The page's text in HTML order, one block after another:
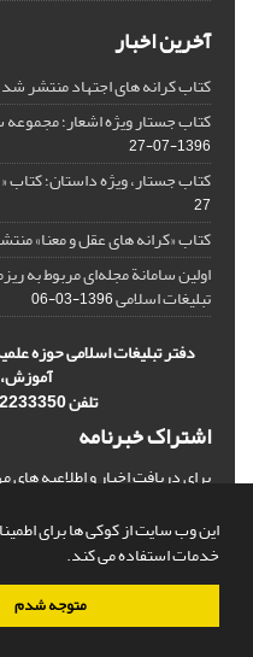
این وب سایت از کوکی ها برای
خدمات استفاده می کند.
متوجه شدم
آخرین اخبار
کتاب کرانه های اجتهاد منتشر شد
کتاب جستار ویژه اشعار؛
1396-07-27
کتاب جستار، ویژه داستان؛
27
کتاب «کرانه های عقل و معنا»
اولین سامانة مجله‌ای مربوط به
تبلیغات اسلامی1396-03-06
دفتر تبلیغات اسلامی حوزه
تلفن 32233350-051 داخلی 8605
اشتراک خبرنامه
برای دریافت اخبار و اطلاعیه